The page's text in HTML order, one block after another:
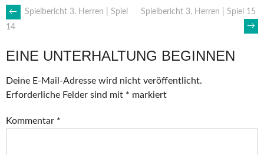
ARTIKEL-
NAVIGATION
←
Spielbericht 3. Herren | Spiel
14
Spielbericht 3. Herren | Spiel 15
→
EINE UNTERHALTUNG BEGINNEN
Deine E-Mail-Adresse wird nicht veröffentlicht.
Erforderliche Felder sind mit * markiert
Kommentar *